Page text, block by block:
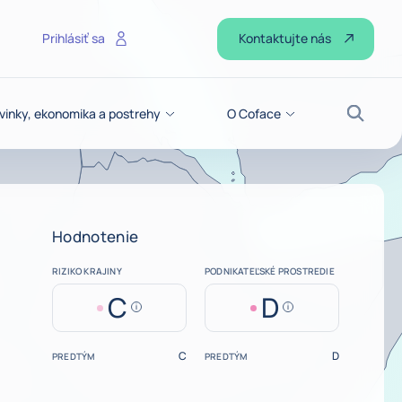
ekonomika a postrehy O Coface
Prihlásiť sa Kontaktujte nás
Hodnotenie
RIZIKO KRAJINY
C Help
PODNIKATEĽSKÉ PROSTREDIE
D Help
PREDTÝM C PREDTÝM D